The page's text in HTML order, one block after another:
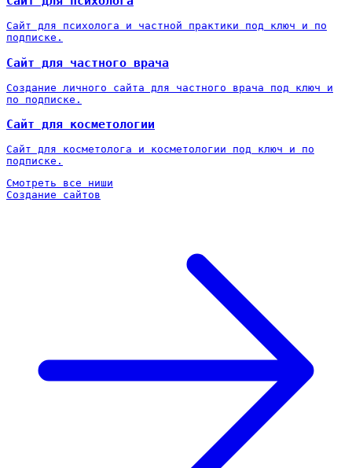
Сайт для психолога и частной практики под ключ и по
подписке.
Сайт для частного врача
Создание личного сайта для частного врача под ключ и
по подписке.
Сайт для косметологии
Сайт для косметолога и косметологии под ключ и по
подписке.
Смотреть все ниши
Создание сайтов